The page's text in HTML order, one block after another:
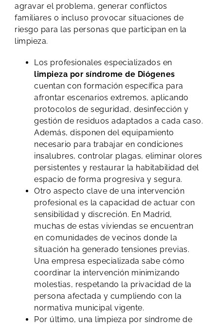
agravar el problema, generar conflictos
familiares o incluso provocar situaciones de
riesgo para las personas que participan en la
limpieza.
Los profesionales especializados en
limpieza por síndrome de Diógenes
cuentan con formación específica para
afrontar escenarios extremos, aplicando
protocolos de seguridad, desinfección y
gestión de residuos adaptados a cada caso.
Además, disponen del equipamiento
necesario para trabajar en condiciones
insalubres, controlar plagas, eliminar olores
persistentes y restaurar la habitabilidad del
espacio de forma progresiva y segura.
Otro aspecto clave de una intervención
profesional es la capacidad de actuar con
sensibilidad y discreción. En Madrid,
muchas de estas viviendas se encuentran
en comunidades de vecinos donde la
situación ha generado tensiones previas.
Una empresa especializada sabe cómo
coordinar la intervención minimizando
molestias, respetando la privacidad de la
persona afectada y cumpliendo con la
normativa municipal vigente.
Por último, una limpieza por síndrome de